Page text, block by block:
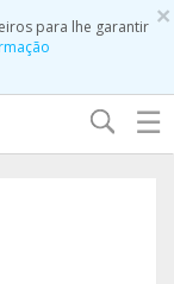
×
para lhe garantir
☰